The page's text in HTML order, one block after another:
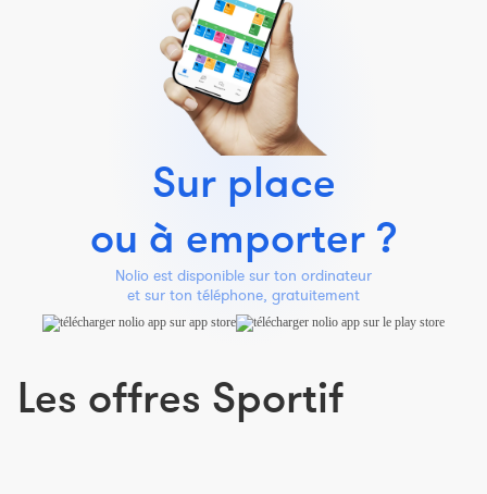
Sur place
ou à emporter ?
Nolio est disponible sur ton ordinateur
et sur ton téléphone, gratuitement
Les offres Sportif